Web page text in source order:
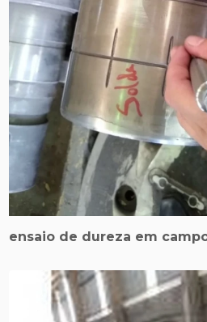
ensaio de dureza em